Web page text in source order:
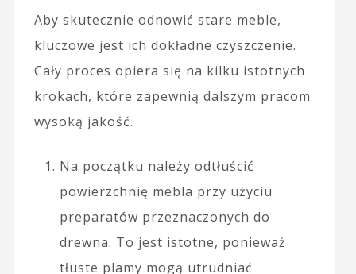
Aby skutecznie odnowić stare meble,
kluczowe jest ich dokładne czyszczenie.
Cały proces opiera się na kilku istotnych
krokach, które zapewnią dalszym pracom
wysoką jakość.
Na początku należy odtłuścić
powierzchnię mebla przy użyciu
preparatów przeznaczonych do
drewna. To jest istotne, ponieważ
tłuste plamy mogą utrudniać